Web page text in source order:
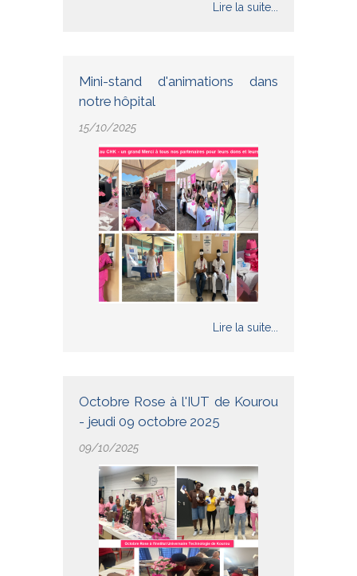
Lire la suite...
Mini-stand d'animations dans
notre hôpital
15/10/2025
Lire la suite...
Octobre Rose à l'IUT de Kourou
- jeudi 09 octobre 2025
09/10/2025